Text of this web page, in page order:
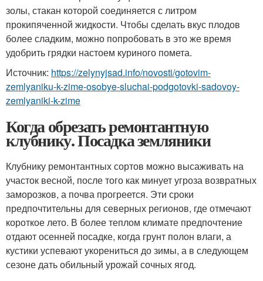
золы, стакан которой соединяется с литром
прокипяченной жидкости. Чтобы сделать вкус плодов
более сладким, можно попробовать в это же время
удобрить грядки настоем куриного помета.
Источник: https://zelynyjsad.info/novosti/gotovim-
zemlyaniku-k-zime-osobye-sluchai-podgotovki-sadovoy-
zemlyaniki-k-zime
Когда обрезать ремонтантную
клубнику. Посадка земляники
Клубнику ремонтантных сортов можно высаживать на
участок весной, после того как минует угроза возвратных
заморозков, а почва прогреется. Эти сроки
предпочтительны для северных регионов, где отмечают
короткое лето. В более теплом климате предпочтение
отдают осенней посадке, когда грунт полон влаги, а
кустики успевают укорениться до зимы, а в следующем
сезоне дать обильный урожай сочных ягод.